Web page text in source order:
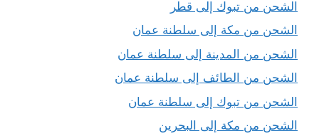
الشحن من تبوك إلى قطر
الشحن من مكة إلى سلطنة عمان
الشحن من المدينة إلى سلطنة عمان
الشحن من الطائف إلى سلطنة عمان
الشحن من تبوك إلى سلطنة عمان
الشحن من مكة إلى البحرين